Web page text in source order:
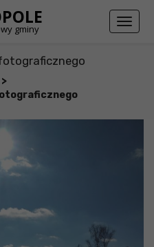
gminy
Toggle
>